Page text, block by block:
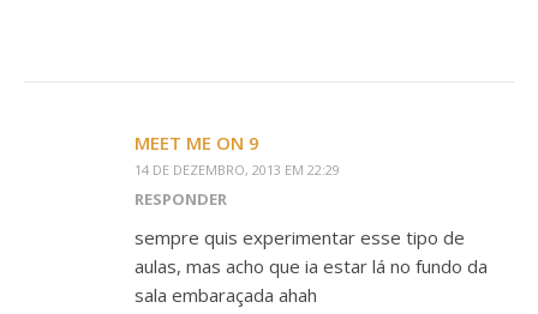
MEET ME ON 9
14 DE DEZEMBRO, 2013 EM 22:29
RESPONDER
sempre quis experimentar esse tipo de
aulas, mas acho que ia estar lá no fundo da
sala embaraçada ahah